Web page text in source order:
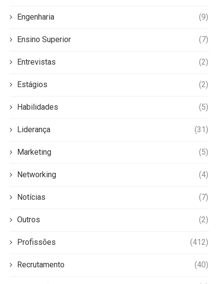
Engenharia (9)
Ensino Superior (7)
Entrevistas (2)
Estágios (2)
Habilidades (5)
Liderança (31)
Marketing (5)
Networking (4)
Notícias (7)
Outros (2)
Profissões (412)
Recrutamento (40)